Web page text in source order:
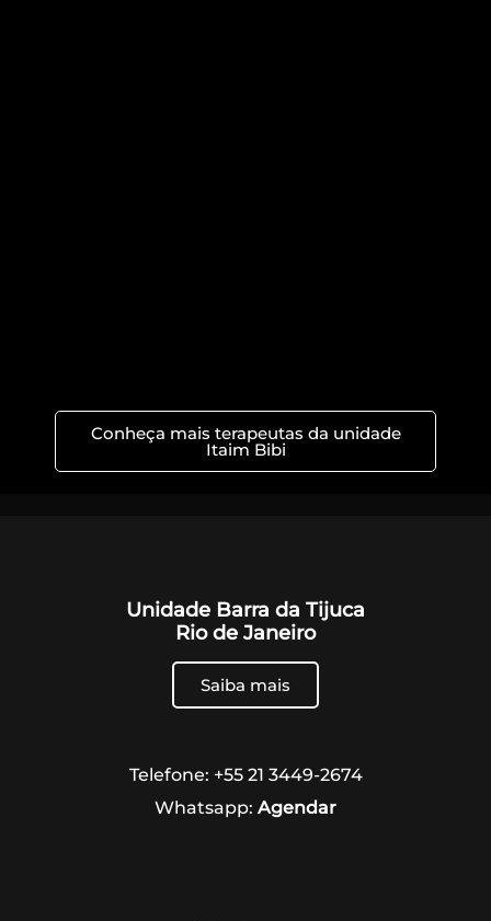
Conheça mais terapeutas da unidade
Itaim Bibi
Unidade Barra da Tijuca
Rio de Janeiro
Saiba mais
Telefone: +55 21 3449-2674
Whatsapp: Agendar